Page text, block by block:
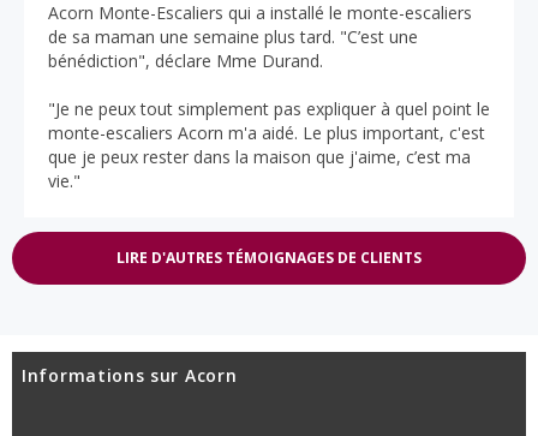
Acorn Monte-Escaliers qui a installé le monte-escaliers
de sa maman une semaine plus tard. "C’est une
bénédiction", déclare Mme Durand.
"Je ne peux tout simplement pas expliquer à quel point le
monte-escaliers Acorn m'a aidé. Le plus important, c'est
que je peux rester dans la maison que j'aime, c’est ma
vie."
LIRE D'AUTRES TÉMOIGNAGES DE CLIENTS
Informations sur Acorn